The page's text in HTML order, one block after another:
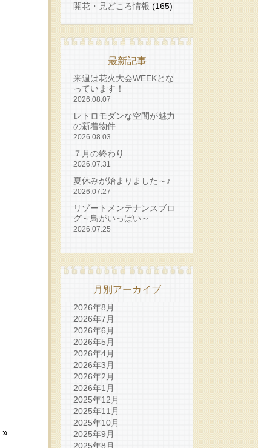
»
開花・見どころ情報 (165)
最新記事
来週は花火大会WEEKとな
っています！
2026.08.07
レトロモダンな空間が魅力
の新着物件
2026.08.03
７月の終わり
2026.07.31
夏休みが始まりました～♪
2026.07.27
リゾートメンテナンスブロ
グ～鳥がいっぱい～
2026.07.25
月別アーカイブ
2026年8月
2026年7月
2026年6月
2026年5月
2026年4月
2026年3月
2026年2月
2026年1月
2025年12月
2025年11月
2025年10月
2025年9月
2025年8月